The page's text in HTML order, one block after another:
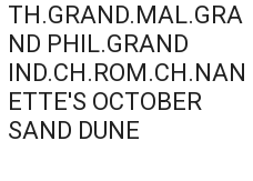
TH.GRAND.MAL.GRA
ND PHIL.GRAND
IND.CH.ROM.CH.NAN
ETTE'S OCTOBER
SAND DUNE